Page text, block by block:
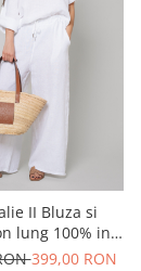
II Bluza si
lung 100% in
White399,00 RON